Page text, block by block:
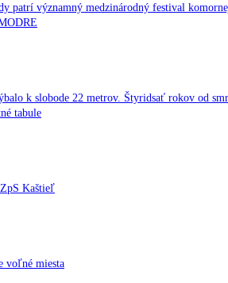
patrí významný medzinárodný festival
k slobode 22 metrov. Štyridsať rokov od
tabule
Kaštieľ
voľné miesta